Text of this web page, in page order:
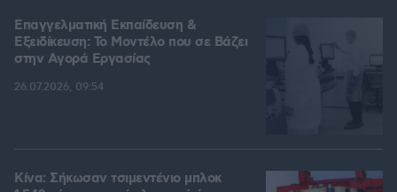
Επαγγελματική Εκπαίδευση &
Εξειδίκευση: Το Mοντέλο που σε Bάζει
στην Aγορά Eργασίας
26.07.2026, 09:54
Κίνα: Σήκωσαν τσιμεντένιο μπλοκ